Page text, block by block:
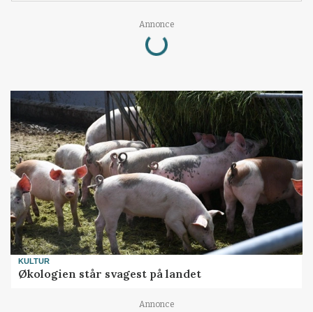
Annonce
Loading...
KULTUR
Økologien står svagest på landet
Annonce